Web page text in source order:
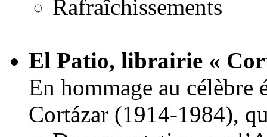
Rafraîchissements
El Patio, librairie «
En hommage au
Cortázar (1914-1984),